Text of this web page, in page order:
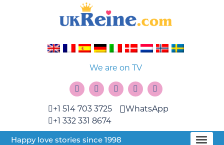
We are on TV
+1 514 703 3725
+1 332 331 8674
WhatsApp
Happy love stories since 1998